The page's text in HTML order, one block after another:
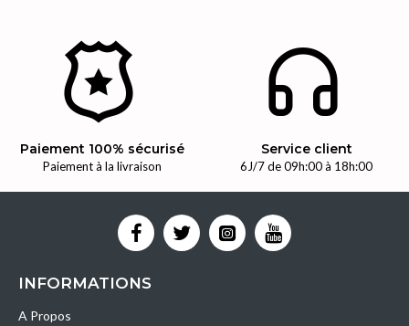
Paiement 100% sécurisé
Paiement à la livraison
Service client
6J/7 de 09h:00 à 18h:00
INFORMATIONS
A Propos